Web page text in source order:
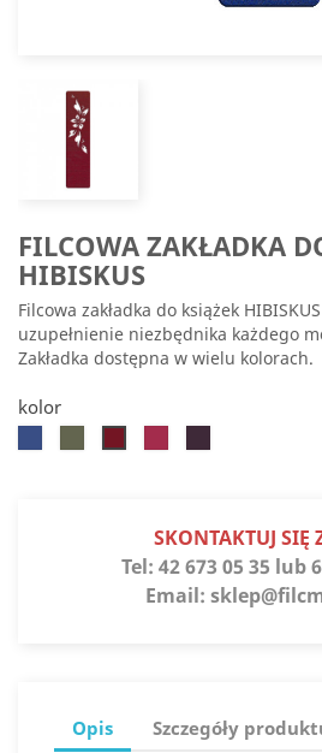
FILCOWA ZAKŁADKA
HIBISKUS
Filcowa zakładka do książek
uzupełnienie niezbędnika każdego
Zakładka dostępna w wielu kolorach.
kolor
SKONTAKTUJ SIĘ
Tel: 42 673 05 35 lub
Email:
Opis Szczegóły